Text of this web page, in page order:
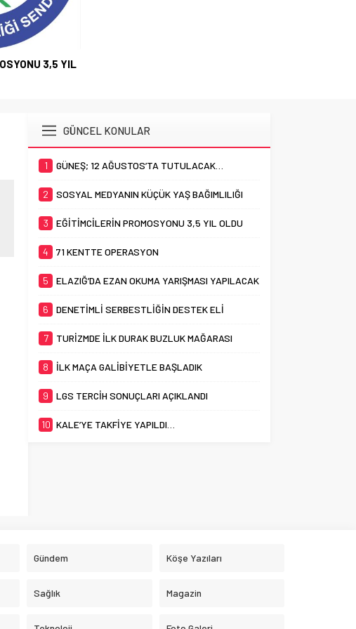
3,5 YIL
GÜNCEL KONULAR
1 GÜNEŞ; 12 AĞUSTOS’TA TUTULACAK…
2 SOSYAL MEDYANIN KÜÇÜK YAŞ BAĞIMLILIĞI
3 EĞİTİMCİLERİN PROMOSYONU 3,5 YIL OLDU
4 71 KENTTE OPERASYON
5 ELAZIĞ’DA EZAN OKUMA YARIŞMASI YAPILACAK
6 DENETİMLİ SERBESTLİĞİN DESTEK ELİ
7 TURİZMDE İLK DURAK BUZLUK MAĞARASI
8 İLK MAÇA GALİBİYETLE BAŞLADIK
9 LGS TERCİH SONUÇLARI AÇIKLANDI
10 KALE’YE TAKFİYE YAPILDI…
Gündem Köşe Yazıları
Sağlık Magazin